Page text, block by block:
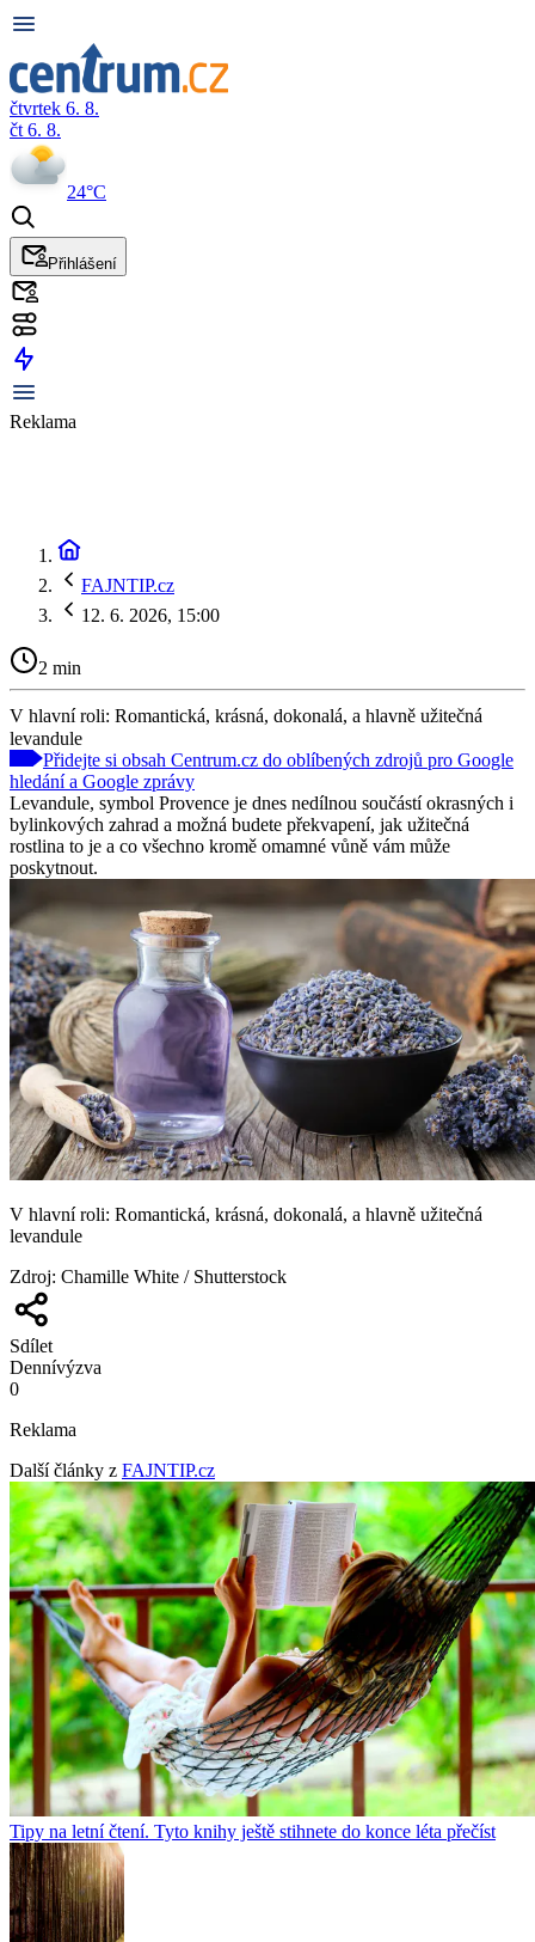
čtvrtek 6. 8.
čt 6. 8.
24°C
Přihlášení
Reklama
FAJNTIP.cz
12. 6. 2026, 15:00
2 min
V hlavní roli: Romantická, krásná, dokonalá, a hlavně užitečná
levandule
Přidejte si obsah Centrum.cz do oblíbených zdrojů pro Google
hledání a Google zprávy
Levandule, symbol Provence je dnes nedílnou součástí okrasných i
bylinkových zahrad a možná budete překvapení, jak užitečná
rostlina to je a co všechno kromě omamné vůně vám může
poskytnout.
V hlavní roli: Romantická, krásná, dokonalá, a hlavně užitečná
levandule
Zdroj: Chamille White / Shutterstock
Sdílet
Dennívýzva
0
Reklama
Další články z FAJNTIP.cz
Tipy na letní čtení. Tyto knihy ještě stihnete do konce léta přečíst